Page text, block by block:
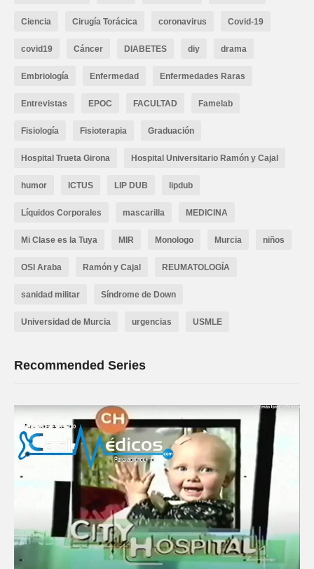
Ciencia Cirugía Torácica coronavirus Covid-19
covid19 Cáncer DIABETES diy drama
Embriología Enfermedad Enfermedades Raras
Entrevistas EPOC FACULTAD Famelab
Fisiología Fisioterapia Graduación
Hospital Trueta Girona Hospital Universitario Ramón y Cajal
humor ICTUS LIP DUB lipdub
Líquidos Corporales mascarilla MEDICINA
Mi Clase es la Tuya MIR Monologo Murcia niños
OSI Araba Ramón y Cajal REUMATOLOGÍA
sanidad militar Síndrome de Down
Universidad de Murcia urgencias USMLE
Recommended Series